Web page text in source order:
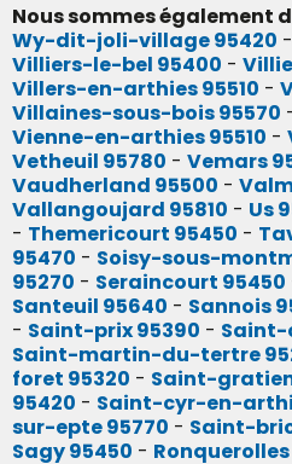
Nous sommes également
Wy-dit-joli-village 95420 -
Villiers-le-bel 95400 -
Villers-en-arthies 95510 -
Villaines-sous-bois 95570
Vienne-en-arthies 95510 -
Vetheuil 95780 - Vemars
Vaudherland 95500 -
Vallangoujard 95810 - Us
- Themericourt 95450 -
95470 - Soisy-sous-
95270 - Seraincourt 95450
Santeuil 95640 - Sannois
- Saint-prix 95390 - Saint-
Saint-martin-du-tertre
foret 95320 - Saint-gratien
95420 - Saint-cyr-en-
sur-epte 95770 - Saint-
Sagy 95450 -